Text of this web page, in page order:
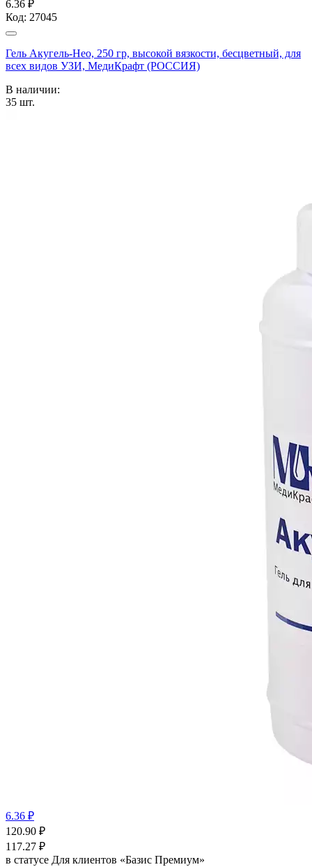
6.36 ₽
Код: 27045
Гель Акугель-Нео, 250 гр, высокой вязкости, бесцветный, для
всех видов УЗИ, МедиКрафт (РОССИЯ)
В наличии:
35 шт.
6.36 ₽
120.90 ₽
117.27 ₽
в статусе Для клиентов «Базис Премиум»